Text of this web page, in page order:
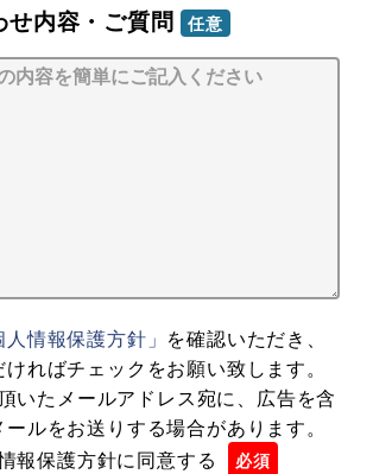
せ内容・ご質問 任意
人情報保護方針」 を確認いただき、
ればチェックをお願い致します。
いたメールアドレス宛に、広告を含
ルをお送りする場合があります。
報保護方針に同意する
必須